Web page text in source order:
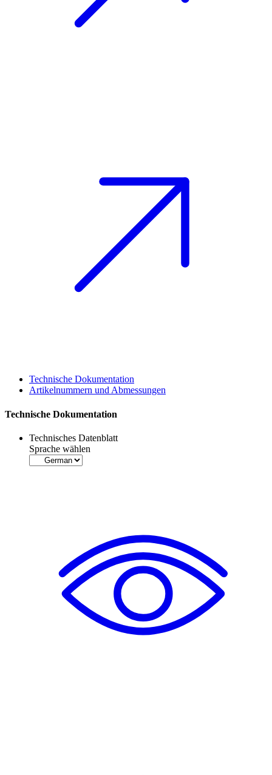
Technische Dokumentation
Artikelnummern und Abmessungen
Technische Dokumentation
Technisches Datenblatt
Sprache wählen